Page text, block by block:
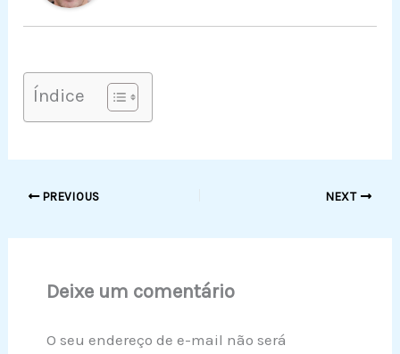
Índice
PREVIOUS NEXT
Deixe um comentário
O seu endereço de e-mail não será